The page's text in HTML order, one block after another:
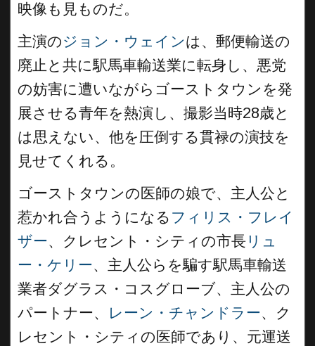
映像も見ものだ。
主演のジョン・ウェインは、郵便輸送の
廃止と共に駅馬車輸送業に転身し、悪党
の妨害に遭いながらゴーストタウンを発
展させる青年を熱演し、撮影当時28歳と
は思えない、他を圧倒する貫禄の演技を
見せてくれる。
ゴーストタウンの医師の娘で、主人公と
惹かれ合うようになる フィリス・フレイ
ザー、クレセント・シティの市長 リュ
ー・ケリー、主人公らを騙す駅馬車輸送
業者ダグラス・コスグローブ、主人公の
パートナー、
レーン・チャンドラー、ク
レセント・シティの医師であり、元運送